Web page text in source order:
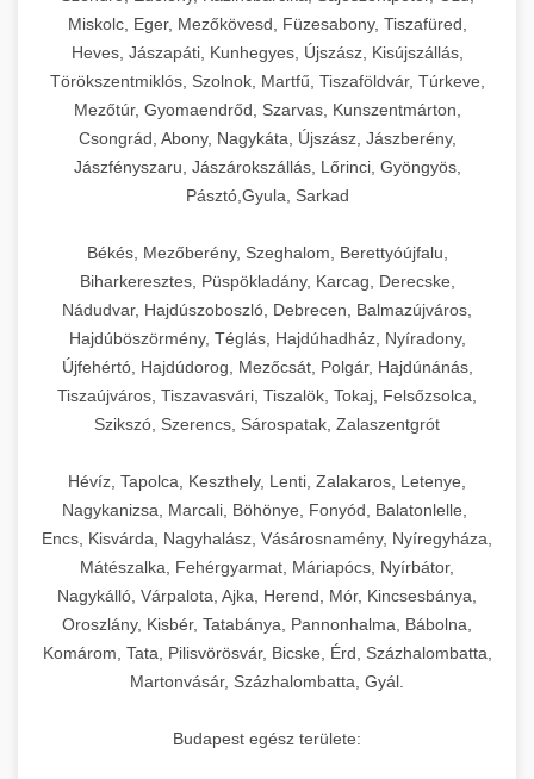
Miskolc, Eger, Mezőkövesd, Füzesabony, Tiszafüred,
Heves, Jászapáti, Kunhegyes, Újszász, Kisújszállás,
Törökszentmiklós, Szolnok, Martfű, Tiszaföldvár, Túrkeve,
Mezőtúr, Gyomaendrőd, Szarvas, Kunszentmárton,
Csongrád, Abony, Nagykáta, Újszász, Jászberény,
Jászfényszaru, Jászárokszállás, Lőrinci, Gyöngyös,
Pásztó,Gyula, Sarkad
Békés, Mezőberény, Szeghalom, Berettyóújfalu,
Biharkeresztes, Püspökladány, Karcag, Derecske,
Nádudvar, Hajdúszoboszló, Debrecen, Balmazújváros,
Hajdúböszörmény, Téglás, Hajdúhadház, Nyíradony,
Újfehértó, Hajdúdorog, Mezőcsát, Polgár, Hajdúnánás,
Tiszaújváros, Tiszavasvári, Tiszalök, Tokaj, Felsőzsolca,
Szikszó, Szerencs, Sárospatak, Zalaszentgrót
Hévíz, Tapolca, Keszthely, Lenti, Zalakaros, Letenye,
Nagykanizsa, Marcali, Böhönye, Fonyód, Balatonlelle,
Encs, Kisvárda, Nagyhalász, Vásárosnamény, Nyíregyháza,
Mátészalka, Fehérgyarmat, Máriapócs, Nyírbátor,
Nagykálló, Várpalota, Ajka, Herend, Mór, Kincsesbánya,
Oroszlány, Kisbér, Tatabánya, Pannonhalma, Bábolna,
Komárom, Tata, Pilisvörösvár, Bicske, Érd, Százhalombatta,
Martonvásár, Százhalombatta, Gyál.
Budapest egész területe: